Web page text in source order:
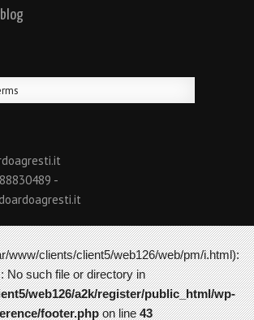
-
www/clients/client5/web126/web/pm/i.html):
No such file or directory in
web126/a2k/register/public_html/wp-
footer.phpon line43